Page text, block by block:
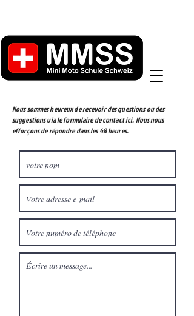
Nous sommes heureux de recevoir des questions ou des
suggestions via le formulaire de contact ici. Nous nous
efforçons de répondre dans les 48 heures.